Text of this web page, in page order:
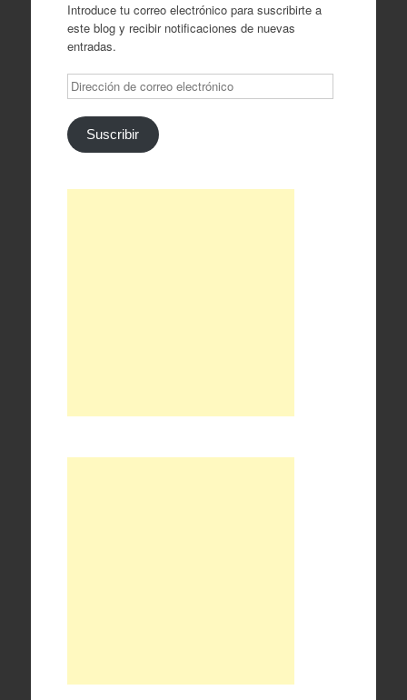
Introduce tu correo electrónico para suscribirte a
este blog y recibir notificaciones de nuevas
entradas.
Dirección
de
correo
electrónico
Suscribir